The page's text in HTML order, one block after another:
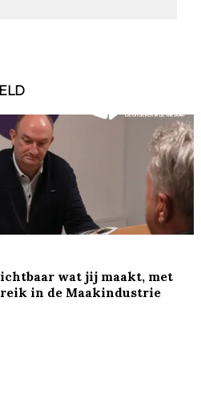
wat jij maakt, met
in de Maakindustrie